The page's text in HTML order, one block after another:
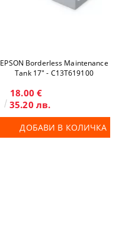
EPSON Borderless Maintenance
Tank 17" - C13T619100
18.00 €
35.20 лв.
ДОБАВИ В КОЛИЧКА